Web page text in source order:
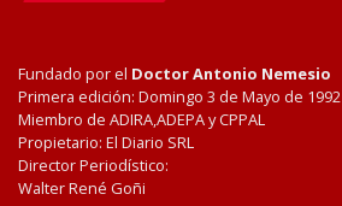
Fundado por el Doctor Antonio Nemesio
Primera edición: Domingo 3 de Mayo de 1992
Miembro de ADIRA,ADEPA y CPPAL
Propietario: El Diario SRL
Director Periodístico:
Walter René Goñi